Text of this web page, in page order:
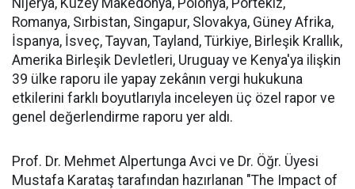
Nijerya, Kuzey Makedonya, Polonya, Portekiz,
Romanya, Sırbistan, Singapur, Slovakya, Güney Afrika,
İspanya, İsveç, Tayvan, Tayland, Türkiye, Birleşik Krallık,
Amerika Birleşik Devletleri, Uruguay ve Kenya'ya ilişkin
39 ülke raporu ile yapay zekânın vergi hukukuna
etkilerini farklı boyutlarıyla inceleyen üç özel rapor ve
genel değerlendirme raporu yer aldı.
Prof. Dr. Mehmet Alpertunga Avci ve Dr. Öğr. Üyesi
Mustafa Karataş tarafından hazırlanan "The Impact of